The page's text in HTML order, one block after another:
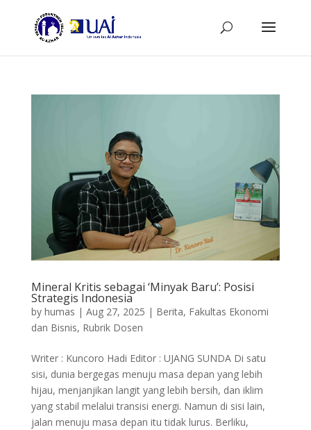
Mineral Kritis sebagai ‘Minyak Baru’: Posisi
Strategis Indonesia
by humas | Aug 27, 2025 | Berita, Fakultas Ekonomi
dan Bisnis, Rubrik Dosen
Writer : Kuncoro Hadi Editor : UJANG SUNDA Di satu
sisi, dunia bergegas menuju masa depan yang lebih
hijau, menjanjikan langit yang lebih bersih, dan iklim
yang stabil melalui transisi energi. Namun di sisi lain,
jalan menuju masa depan itu tidak lurus. Berliku,